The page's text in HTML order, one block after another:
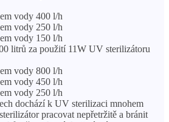
vody 400 l/h
vody 250 l/h
vody 150 l/h
litrů za použití 11W UV sterilizátoru
vody 800 l/h
vody 450 l/h
vody 250 l/h
dochází k UV sterilizaci mnohem
pracovat nepřetržitě a bránit